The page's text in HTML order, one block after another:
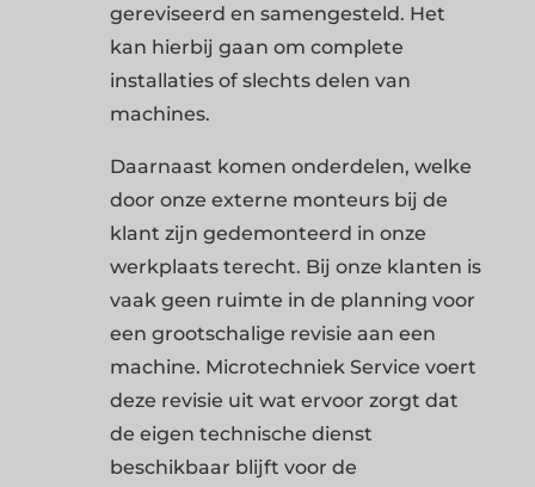
gereviseerd en samengesteld. Het
kan hierbij gaan om complete
installaties of slechts delen van
machines.
Daarnaast komen onderdelen, welke
door onze externe monteurs bij de
klant zijn gedemonteerd in onze
werkplaats terecht. Bij onze klanten is
vaak geen ruimte in de planning voor
een grootschalige revisie aan een
machine. Microtechniek Service voert
deze revisie uit wat ervoor zorgt dat
de eigen technische dienst
beschikbaar blijft voor de